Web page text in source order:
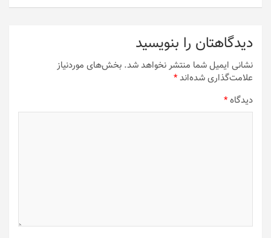
دیدگاهتان را بنویسید
نشانی ایمیل شما منتشر نخواهد شد. بخش‌های موردنیاز
علامت‌گذاری شده‌اند*
دیدگاه*